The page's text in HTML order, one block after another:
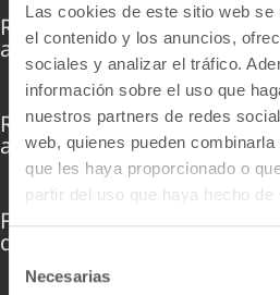
Las cookies de este sitio web se
el contenido y los anuncios,
sociales y analizar el tráfico.
información sobre el uso que
nuestros partners de redes
web, quienes pueden
que les haya proporcionado o
partir del uso que haya hecho de
S
Necesarias
Resistente
a las manchas
Resistente
a las bacterias
Fácil
de limpiar